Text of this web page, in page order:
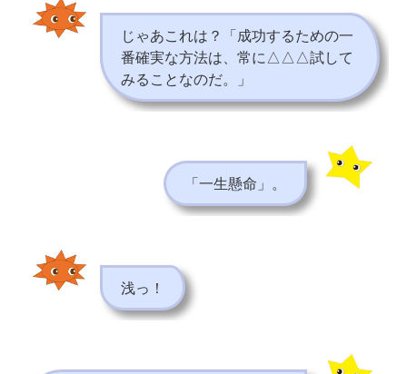
じゃあこれは？「成功するための一
番確実な方法は、常に△△△試して
みることなのだ。」
「一生懸命」。
浅っ！